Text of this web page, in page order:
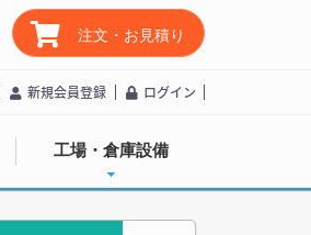
注文・お見積り
新規会員登録 ログイン
工場・倉庫設備